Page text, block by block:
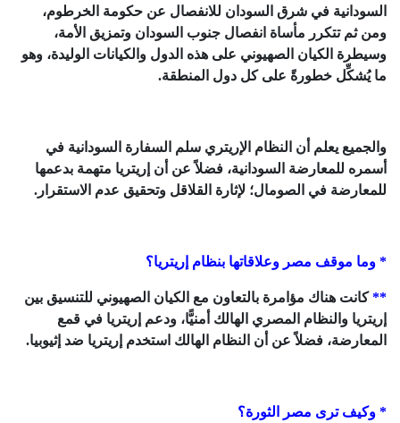
السودانية في شرق السودان للانفصال عن حكومة الخرطوم،
ومن ثم تتكرر مأساة انفصال جنوب السودان وتمزيق الأمة،
وسيطرة الكيان الصهيوني على هذه الدول والكيانات الوليدة، وهو
ما يُشكِّل خطورةً على كل دول المنطقة.
والجميع يعلم أن النظام الإريتري سلم السفارة السودانية في
أسمره للمعارضة السودانية، فضلاً عن أن إريتريا متهمة بدعمها
للمعارضة في الصومال؛ لإثارة القلاقل وتحقيق عدم الاستقرار.
* وما موقف مصر وعلاقاتها بنظام إريتريا؟
**كانت هناك مؤامرة بالتعاون مع الكيان الصهيوني للتنسيق بين
إريتريا والنظام المصري الهالك أمنيًّا، ودعم إريتريا في قمع
المعارضة، فضلاً عن أن النظام الهالك استخدم إريتريا ضد إثيوبيا.
* وكيف ترى مصر الثورة؟